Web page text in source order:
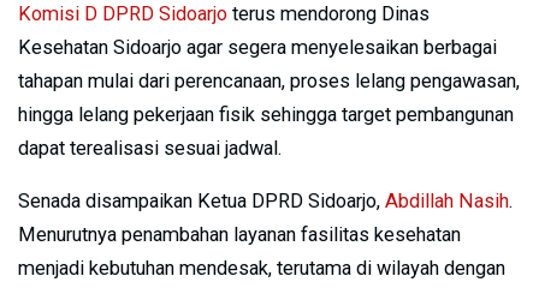
Komisi D DPRD Sidoarjo terus mendorong Dinas
Kesehatan Sidoarjo agar segera menyelesaikan berbagai
tahapan mulai dari perencanaan, proses lelang pengawasan,
hingga lelang pekerjaan fisik sehingga target pembangunan
dapat terealisasi sesuai jadwal.
Senada disampaikan Ketua DPRD Sidoarjo, Abdillah Nasih.
Menurutnya penambahan layanan fasilitas kesehatan
menjadi kebutuhan mendesak, terutama di wilayah dengan